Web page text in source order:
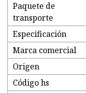
Paquete de
transporte
Especificación
Marca comercial
Origen
Código hs